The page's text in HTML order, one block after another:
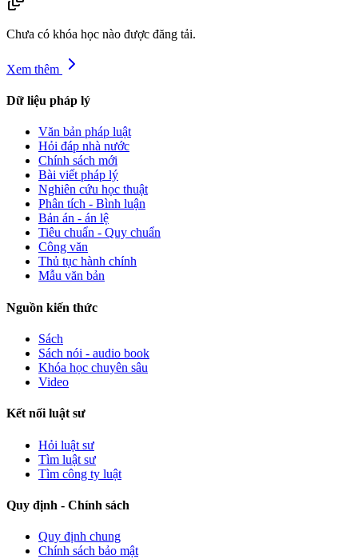
Chưa có khóa học nào được đăng tải.
Xem thêm
Dữ liệu pháp lý
Văn bản pháp luật
Hỏi đáp nhà nước
Chính sách mới
Bài viết pháp lý
Nghiên cứu học thuật
Phân tích - Bình luận
Bản án - án lệ
Tiêu chuẩn - Quy chuẩn
Công văn
Thủ tục hành chính
Mẫu văn bản
Nguồn kiến thức
Sách
Sách nói - audio book
Khóa học chuyên sâu
Video
Kết nối luật sư
Hỏi luật sư
Tìm luật sư
Tìm công ty luật
Quy định - Chính sách
Quy định chung
Chính sách bảo mật